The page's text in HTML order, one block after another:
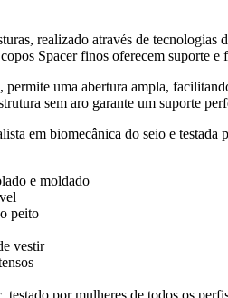
realizado através de
Spacer finos oferecem suporte
permite uma abertura ampla,
sem aro garante um suporte
em biomecânica do seio e
e moldado
peito
vestir